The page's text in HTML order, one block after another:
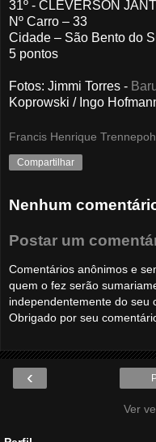
31º - CLEVERSON
Nº Carro – 33
Cidade – São Bento do
5 pontos
Fotos: Jimmi Torres -
Koprowski / Ingo
Francis Henrique
Compartilhar
Nenhum
Postar um
Comentários anônimos e
quem o fez serão
independentemente do seu
Obrigado por seu
‹
Ver